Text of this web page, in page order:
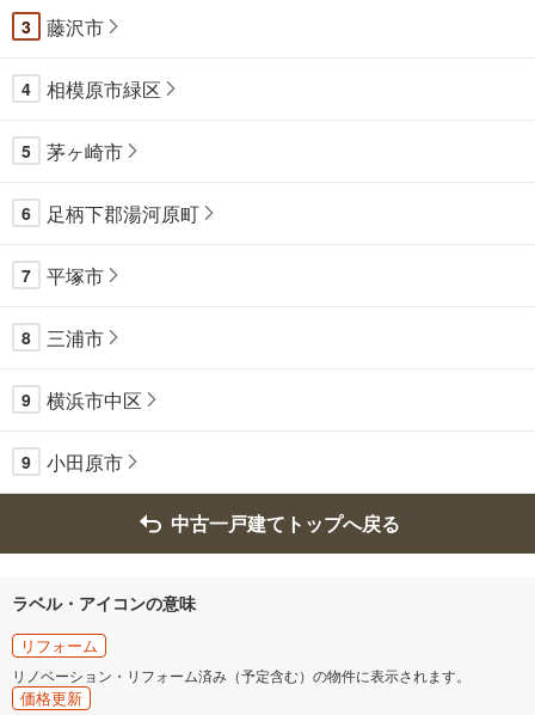
3 藤沢市
4 相模原市緑区
5 茅ヶ崎市
6 足柄下郡湯河原町
7 平塚市
8 三浦市
9 横浜市中区
9 小田原市
中古一戸建てトップへ戻る
ラベル・アイコンの意味
リフォーム
リノベーション・リフォーム済み（予定含む）の物件に表示されます。
価格更新